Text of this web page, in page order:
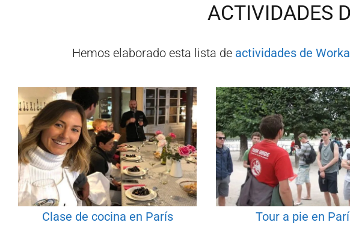
ACTIVIDADES
Hemos elaborado esta lista de actividades de
Clase de cocina en París Tour a pie en